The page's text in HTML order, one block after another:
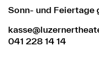
Sonn- und Feiertage
041 228 14 14